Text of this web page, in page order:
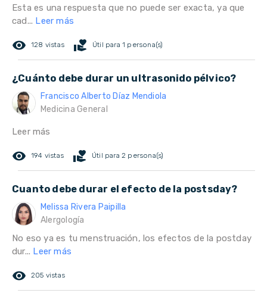
Esta es una respuesta que no puede ser exacta, ya que
cad... Leer más
remove_red_eye 128 vistas volunteer_activism Útil para 1 persona(s)
¿Cuánto debe durar un ultrasonido pélvico?
Francisco Alberto Díaz Mendiola
Medicina General
Leer más
remove_red_eye 194 vistas volunteer_activism Útil para 2 persona(s)
Cuanto debe durar el efecto de la postsday?
Melissa Rivera Paipilla
Alergología
No eso ya es tu menstruación, los efectos de la postday
dur... Leer más
remove_red_eye 205 vistas